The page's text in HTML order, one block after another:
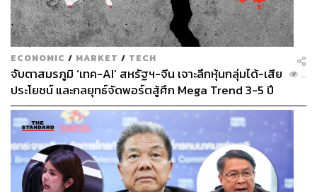
ECONOMIC / MARKET / TECH
จับตาสมรภูมิ ‘เทค-AI’ สหรัฐฯ-จีน เจาะลึกหุ้นกลุ่มได้-เสีย
ประโยชน์ และกลยุทธ์จัดพอร์ตสู้ศึก Mega Trend 3-5 ปี
ข้างหน้า
...